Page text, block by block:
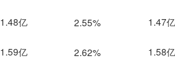
1.48亿 2.55% 1.47亿
1.59亿 2.62% 1.58亿